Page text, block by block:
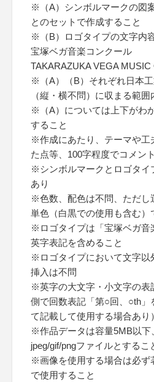
※（A）シンボルマークの図
とのセットで作成すること
※（B）ロゴタイプの文字内
宝塚ベガ音楽コンクール
TAKARAZUKA VEGA
※（A）（B）それぞれ日本
（縦・横不問）に収まる範
※（A）については上下がわ
すること
※作成にあたり、テーマや工
た点等、100字程度でコメン
※シンボルマークとロゴタイ
あり
※色数、配色は不問、ただし
単色（白黒での使用も含む）
※ロゴタイプは「宝塚ベガ音
英字表記を含めること
※ロゴタイプにおいて文字以
挿入は不問
※英字の大文字・小文字の表
側で回数表記「第○回、○th」
て記載して使用する場合あり）
※作品データは容量5MB以下
jpeg/gif/pngファイルとするこ
※画像を使用する場合は必ず
で使用すること